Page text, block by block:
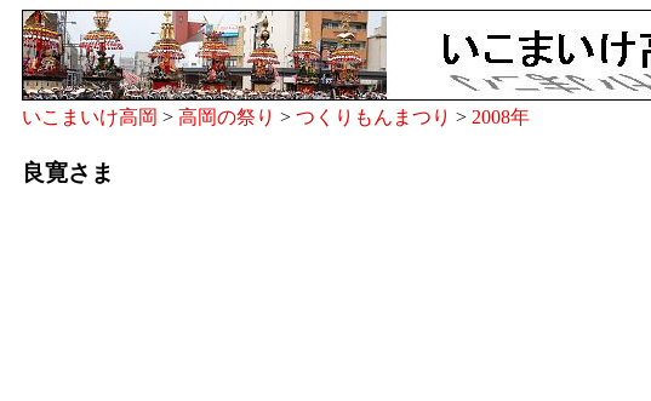
いこまいけ高岡 > 高岡の祭り > つくりもんまつり > 2008年
良寛さま